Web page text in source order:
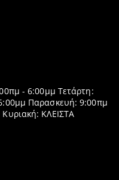
- 6:00μμ Τετάρτη:
Παρασκευή: 9:00πμ
ΚΛΕΙΣΤΑ